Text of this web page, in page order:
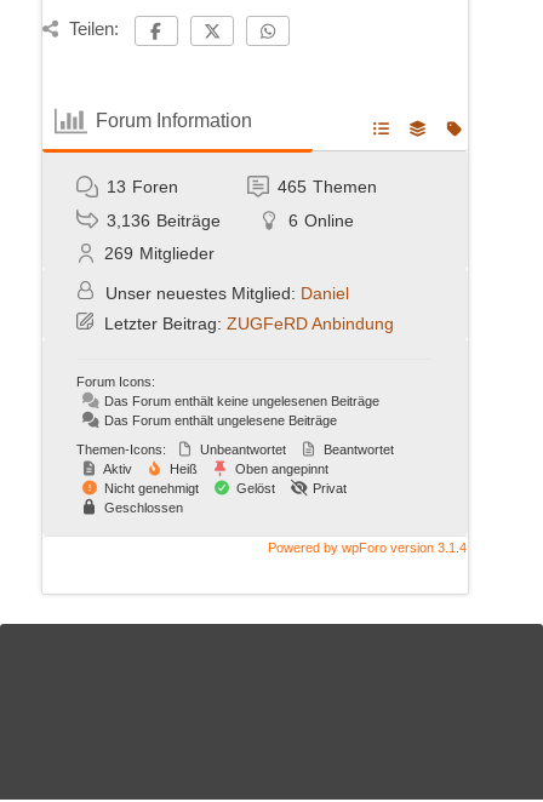
Teilen:
Forum Information
13 Foren 465 Themen
3,136 Beiträge 6 Online
269 Mitglieder
Unser neuestes Mitglied: Daniel
Letzter Beitrag: ZUGFeRD Anbindung
Forum Icons:
Das Forum enthält keine ungelesenen Beiträge
Das Forum enthält ungelesene Beiträge
Themen-Icons:
Unbeantwortet
Beantwortet
Aktiv
Heiß
Oben angepinnt
Nicht genehmigt
Gelöst
Privat
Geschlossen
Powered by wpForo version 3.1.4